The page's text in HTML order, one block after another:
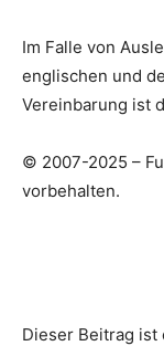
Im Falle von
englischen und
Vereinbarung ist
© 2007-2025 –
vorbehalten.
Dieser Beitrag ist